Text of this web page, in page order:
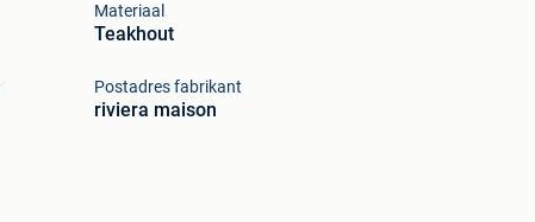
Materiaal
Teakhout
Postadres fabrikant
riviera maison